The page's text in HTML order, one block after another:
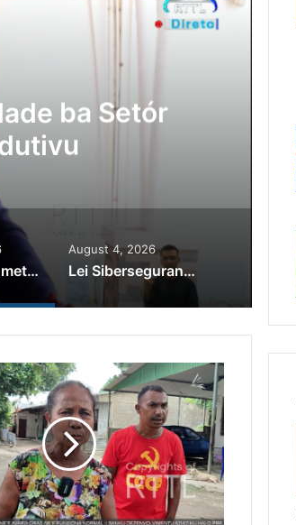
ba Setór
Governu Promete Tau Prioridade ba Setór Minerais no Setór Produtivu
August 4, 2026
Lei Siberseguransa Ajuda Autoridade Polisiál Kaptura Autór Kriminozu ho Paradeiru Iha Estranjeiru